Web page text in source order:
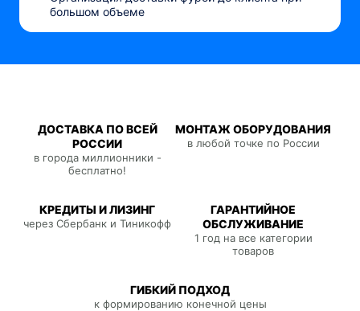
большом объеме
ДОСТАВКА ПО ВСЕЙ
РОССИИ
в города миллионники -
бесплатно!
МОНТАЖ ОБОРУДОВАНИЯ
в любой точке по России
КРЕДИТЫ И ЛИЗИНГ
через Сбербанк и Тиникофф
ГАРАНТИЙНОЕ
ОБСЛУЖИВАНИЕ
1 год на все категории
товаров
ГИБКИЙ ПОДХОД
к формированию конечной цены